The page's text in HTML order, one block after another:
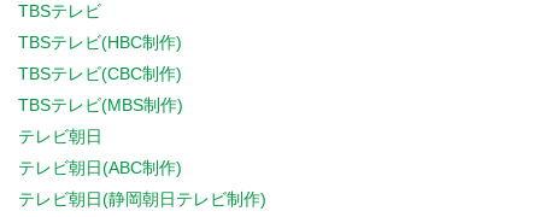
TBSテレビ
TBSテレビ(HBC制作)
TBSテレビ(CBC制作)
TBSテレビ(MBS制作)
テレビ朝日
テレビ朝日(ABC制作)
テレビ朝日(静岡朝日テレビ制作)